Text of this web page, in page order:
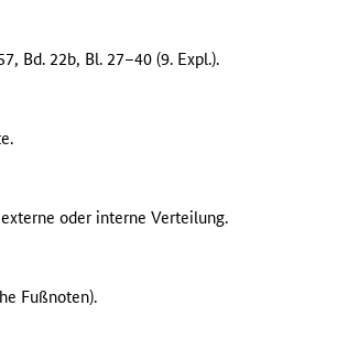
Bd. 22b, Bl. 27–40 (9. Expl.).
oder interne Verteilung.
Fußnoten).